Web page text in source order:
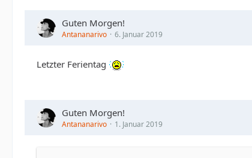
Guten Morgen!
Antananarivo 6. Januar 2019
Letzter Ferientag
Guten Morgen!
Antananarivo 1. Januar 2019